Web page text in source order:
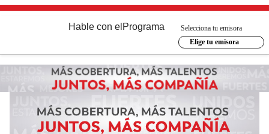
Hable con el Programa
Selecciona tu emisora
Elige tu emisora